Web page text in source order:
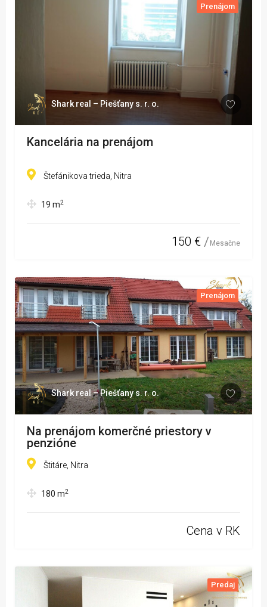
Prenájom
Shark real – Piešťany s. r. o.
Kancelária na prenájom
Štefánikova trieda, Nitra
19 m2
150 € Mesačne
Prenájom
Shark real – Piešťany s. r. o.
Na prenájom komerčné priestory v
penzióne
Štitáre, Nitra
180 m2
Cena v RK
Predaj